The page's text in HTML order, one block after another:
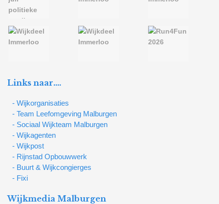
Links naar….
- Wijkorganisaties
- Team Leefomgeving Malburgen
- Sociaal Wijkteam Malburgen
- Wijkagenten
- Wijkpost
- Rijnstad Opbouwwerk
- Buurt & Wijkcongierges
- Fixi
Wijkmedia Malburgen